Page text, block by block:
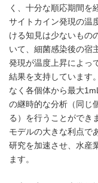
く、十分な順応期間を
サイトカイン発現の温
ける知見は少ないもの
いて、細菌感染後の宿
発現が温度上昇によっ
結果を支持しています
なく各個体から最大
の継時的な分析（同じ
る）を行うことができ
モデルの大きな利点で
研究を加速させ、水産
ます。